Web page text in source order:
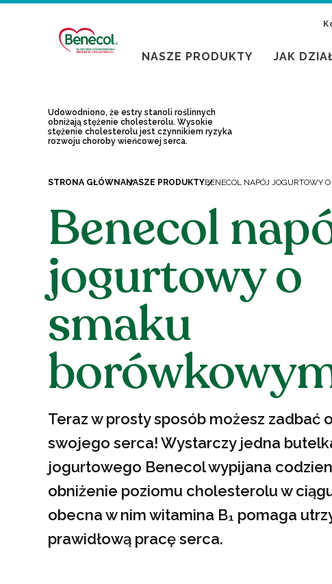
Udowodniono, że estry stanoli roślinnych
obniżają stężenie cholesterolu. Wysokie
stężenie cholesterolu jest czynnikiem ryzyka
rozwoju choroby wieńcowej serca.
NASZE PRODUKTY JAK
STRONA GŁÓWNANASZE PRODUKTYBENECOL NAPÓJ JOGURTOWY
Benecol
jogurtowy o
smaku
Teraz w prosty sposób możesz zadbać
swojego serca! Wystarczy jedna
jogurtowego Benecol wypijana
obniżenie poziomu cholesterolu w
obecna w nim witamina B₁ pomaga
prawidłową pracę serca.